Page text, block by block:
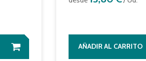
AÑADIR AL CARRITO